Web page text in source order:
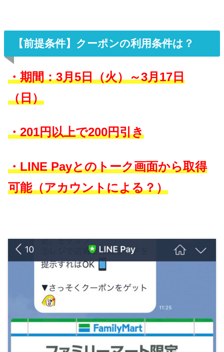
【前提条件】クーポンの利用条件は？
・期間：3月5日（火）～3月17日
（日）
・201円以上で200円引き
・LINE Payとのトーク画面から取得
可能（アカウントによる？）